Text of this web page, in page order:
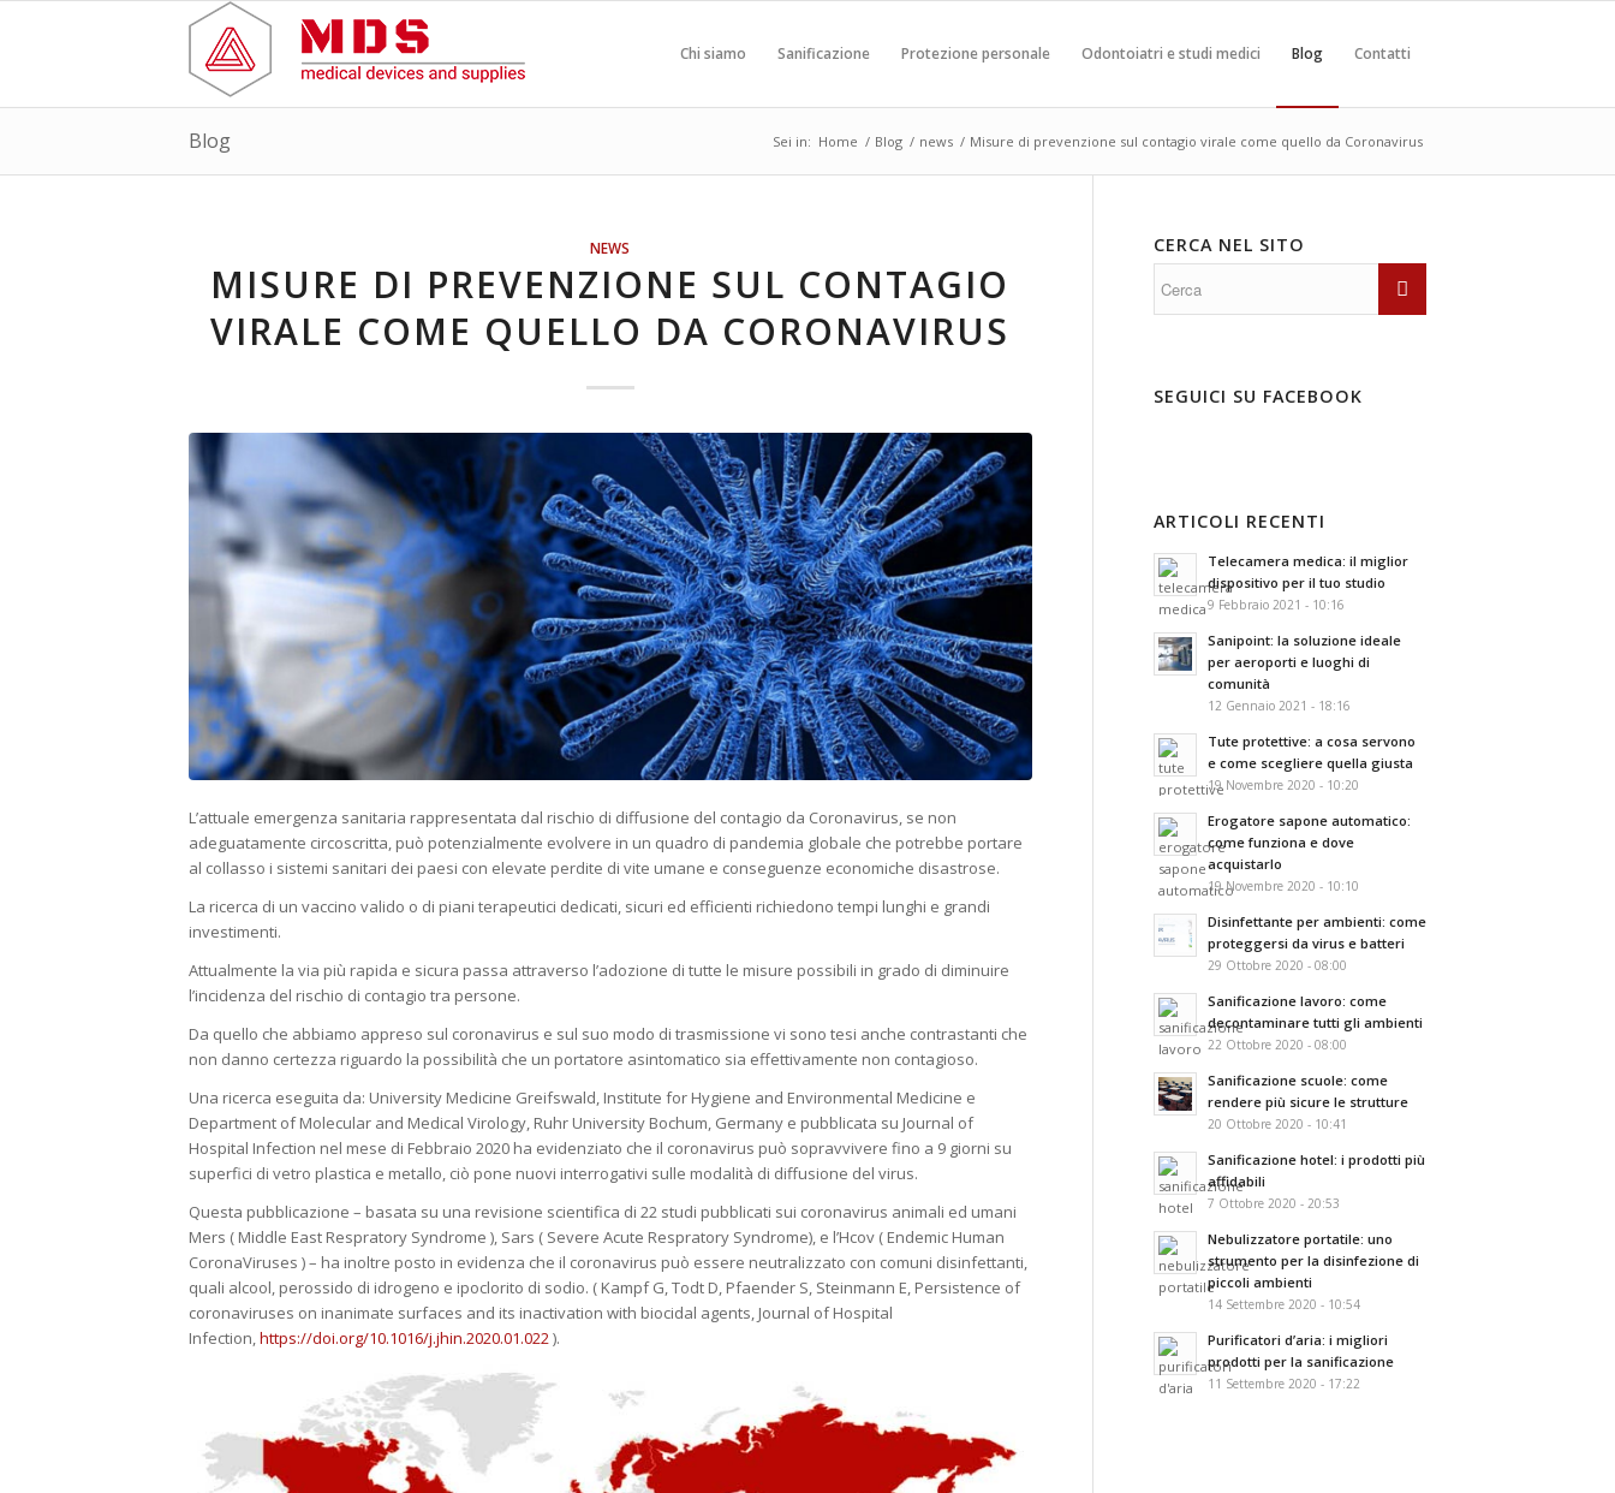
Chi siamo Sanificazione Protezione personale Odontoiatri e studi medici Blog Contatti
Blog Sei in: Home / Blog / news / Misure di prevenzione sul contagio virale come quello da Coronavirus
NEWS
MISURE DI PREVENZIONE SUL CONTAGIO
VIRALE COME QUELLO DA CORONAVIRUS
L’attuale emergenza sanitaria rappresentata dal rischio di diffusione del contagio da Coronavirus, se non
adeguatamente circoscritta, può potenzialmente evolvere in un quadro di pandemia globale che potrebbe portare
al collasso i sistemi sanitari dei paesi con elevate perdite di vite umane e conseguenze economiche disastrose.
La ricerca di un vaccino valido o di piani terapeutici dedicati, sicuri ed efficienti richiedono tempi lunghi e grandi
investimenti.
Attualmente la via più rapida e sicura passa attraverso l’adozione di tutte le misure possibili in grado di diminuire
l’incidenza del rischio di contagio tra persone.
Da quello che abbiamo appreso sul coronavirus e sul suo modo di trasmissione vi sono tesi anche contrastanti che
non danno certezza riguardo la possibilità che un portatore asintomatico sia effettivamente non contagioso.
Una ricerca eseguita da: University Medicine Greifswald, Institute for Hygiene and Environmental Medicine e
Department of Molecular and Medical Virology, Ruhr University Bochum, Germany e pubblicata su Journal of
Hospital Infection nel mese di Febbraio 2020 ha evidenziato che il coronavirus può sopravvivere fino a 9 giorni su
superfici di vetro plastica e metallo, ciò pone nuovi interrogativi sulle modalità di diffusione del virus.
Questa pubblicazione – basata su una revisione scientifica di 22 studi pubblicati sui coronavirus animali ed umani
Mers ( Middle East Respratory Syndrome ), Sars ( Severe Acute Respratory Syndrome), e l’Hcov ( Endemic Human
CoronaViruses ) – ha inoltre posto in evidenza che il coronavirus può essere neutralizzato con comuni disinfettanti,
quali alcool, perossido di idrogeno e ipoclorito di sodio. ( Kampf G, Todt D, Pfaender S, Steinmann E, Persistence of
coronaviruses on inanimate surfaces and its inactivation with biocidal agents, Journal of Hospital
Infection,https://doi.org/10.1016/j.jhin.2020.01.022).
CERCA NEL SITO
SEGUICI SU FACEBOOK
ARTICOLI RECENTI
Telecamera medica: il miglior
dispositivo per il tuo studio
9 Febbraio 2021 - 10:16
Sanipoint: la soluzione ideale
per aeroporti e luoghi di
comunità
12 Gennaio 2021 - 18:16
Tute protettive: a cosa servono
e come scegliere quella giusta
19 Novembre 2020 - 10:20
Erogatore sapone automatico:
come funziona e dove
acquistarlo
19 Novembre 2020 - 10:10
Disinfettante per ambienti: come
proteggersi da virus e batteri
29 Ottobre 2020 - 08:00
Sanificazione lavoro: come
decontaminare tutti gli ambienti
22 Ottobre 2020 - 08:00
Sanificazione scuole: come
rendere più sicure le strutture
20 Ottobre 2020 - 10:41
Sanificazione hotel: i prodotti più
affidabili
7 Ottobre 2020 - 20:53
Nebulizzatore portatile: uno
strumento per la disinfezione di
piccoli ambienti
14 Settembre 2020 - 10:54
Purificatori d’aria: i migliori
prodotti per la sanificazione
11 Settembre 2020 - 17:22